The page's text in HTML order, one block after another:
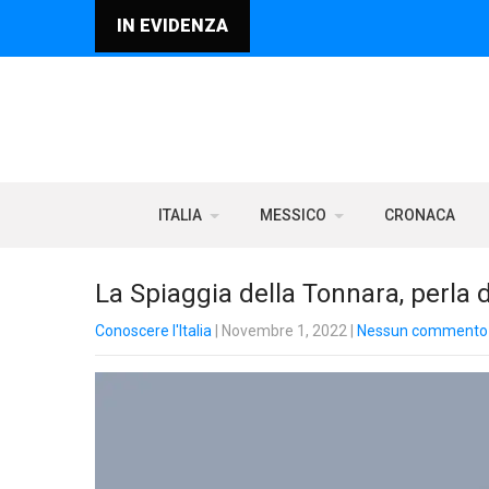
IN EVIDENZA
ITALIA MESSICO CRONACA
La Spiaggia della Tonnara, perla
Conoscere l'Italia | Novembre 1, 2022 Nessun commento